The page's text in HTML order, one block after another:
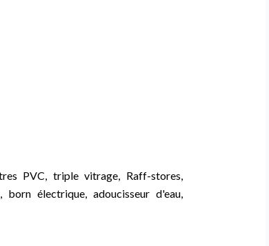
PVC, triple vitrage, Raff-stores,
born électrique, adoucisseur d'eau,